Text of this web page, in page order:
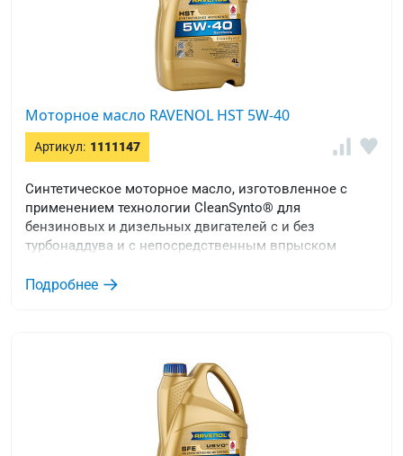
Моторное масло RAVENOL HST 5W-40
Артикул: 1111147
Синтетическое моторное масло, изготовленное с
применением технологии CleanSynto® для
бензиновых и дизельных двигателей с и без
турбонаддува и с непосредственным впрыском
Подробнее